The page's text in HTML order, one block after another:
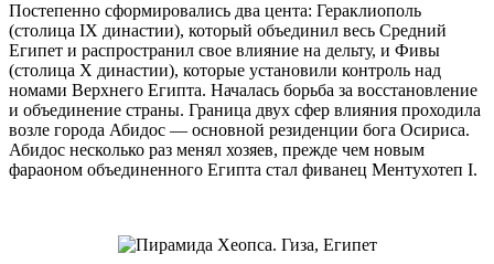
Постепенно сформировались два цента: Гераклиополь
(столица IX династии), который объединил весь Средний
Египет и распространил свое влияние на дельту, и Фивы
(столица X династии), которые установили контроль над
номами Верхнего Египта. Началась борьба за восстановление
и объединение страны. Граница двух сфер влияния проходила
возле города Абидос — основной резиденции бога Осириса.
Абидос несколько раз менял хозяев, прежде чем новым
фараоном объединенного Египта стал фиванец Ментухотеп I.